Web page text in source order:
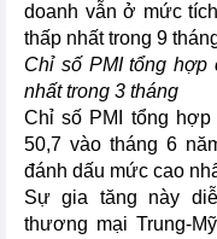
doanh vẫn ở mức
thấp nhất trong 9
Chỉ số PMI tổng hợp
nhất trong 3 tháng
Chỉ số PMI tổng hợp
50,7 vào tháng 6
đánh dấu mức cao
Sự gia tăng này
thương mại Trung-